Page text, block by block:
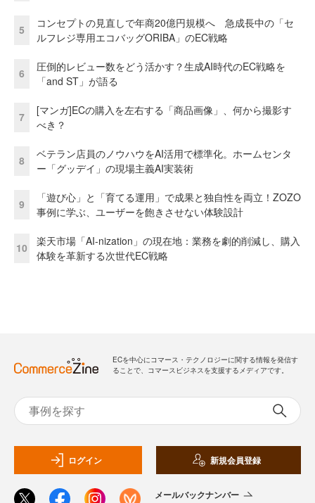
5
コンセプトの見直しで年商20億円規模へ 急成長中の「セ
ルフレジ専用エコバッグORIBA」のEC戦略
6
圧倒的レビュー数をどう活かす？生成AI時代のEC戦略を
「and ST」が語る
7
[マンガ]ECの購入を左右する「商品画像」、何から撮影す
べき？
8
ベテラン店員のノウハウをAI活用で標準化。ホームセンタ
ー「グッデイ」の現場主義AI実装術
9
「遊び心」と「育てる運用」で成果と独自性を両立！ZOZO
事例に学ぶ、ユーザーを飽きさせない体験設計
10
楽天市場「AI-nization」の現在地：業務を劇的削減し、購入
体験を革新する次世代EC戦略
ECを中心にコマース・テクノロジーに関する情報を発信す
ることで、コマースビジネスを支援するメディアです。
ログイン 新規会員登録
メールバックナンバー